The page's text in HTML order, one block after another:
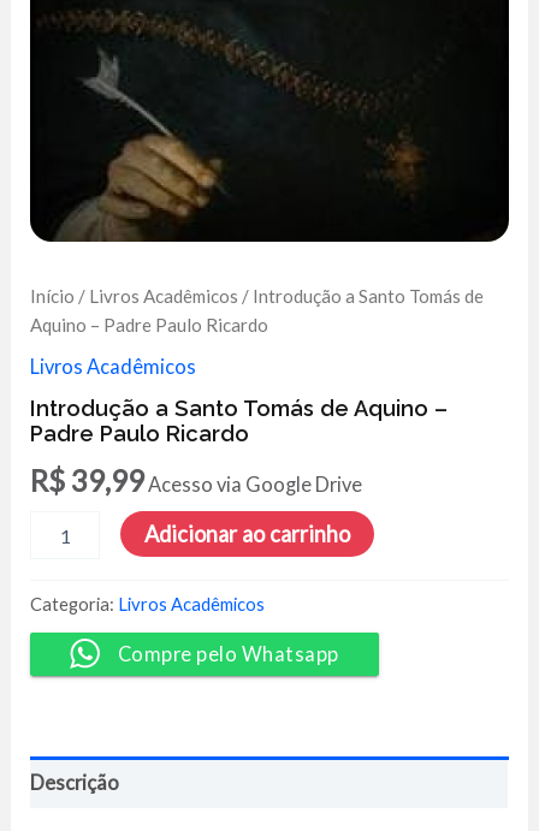
Início / Livros Acadêmicos / Introdução a Santo Tomás de
Aquino – Padre Paulo Ricardo
Livros Acadêmicos
Introdução a Santo Tomás de Aquino –
Padre Paulo Ricardo
R$ 39,99Acesso via Google Drive
Tomás
de
Aquino
quantidade
Adicionar ao carrinho
Categoria: Livros Acadêmicos
Compre pelo Whatsapp
Descrição